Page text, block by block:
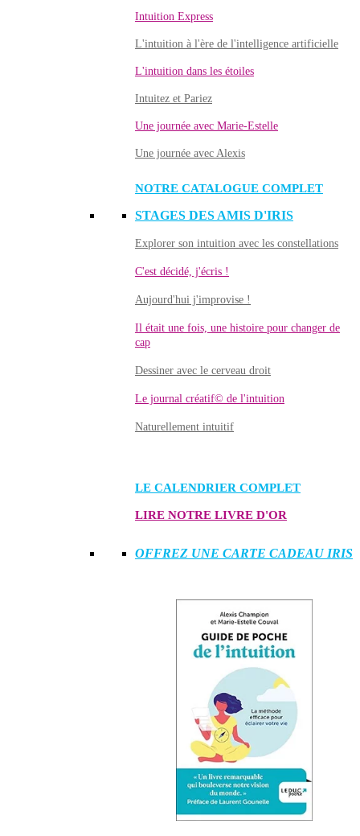
Intuition Express
L'intuition à l'ère de l'intelligence artificielle
L'intuition dans les étoiles
Intuitez et Pariez
Une journée avec Marie-Estelle
Une journée avec Alexis
NOTRE CATALOGUE COMPLET
STAGES DES AMIS D'IRIS
Explorer son intuition avec les constellations
C'est décidé, j'écris !
Aujourd'hui j'improvise !
Il était une fois, une histoire pour changer de
cap
Dessiner avec le cerveau droit
Le journal créatif© de l'intuition
Naturellement intuitif
LE CALENDRIER COMPLET
LIRE NOTRE LIVRE D'OR
OFFREZ UNE CARTE CADEAU IRIS